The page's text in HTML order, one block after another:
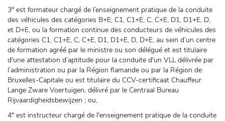
3° est formateur chargé de l’enseignement pratique de la conduite
des véhicules des catégories B+E, C1, C1+E, C, C+E, D1, D1+E, D,
et D+E, ou la formation continue des conducteurs de véhicules des
catégories C1, C1+E, C, C+E, D1, D1+E, D, D+E, au sein d’un centre
de formation agréé par le ministre ou son délégué et est titulaire
d'une attestation d’aptitude pour la conduite d'un VLL délivrée par
l’administration ou par la Région flamande ou par la Région de
Bruxelles-Capitale ou est titulaire du CCV-certificaat Chauffeur
Lange Zware Voertuigen, délivré par le Centraal Bureau
Rijvaardigheidsbewijzen ; ou,
4° est instructeur chargé de l'enseignement pratique de la conduite